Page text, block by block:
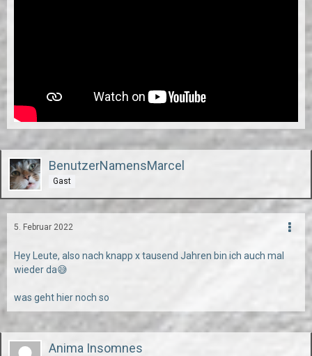
BenutzerNamensMarcel
Gast
5. Februar 2022
Hey Leute, also nach knapp x tausend Jahren bin ich auch mal
wieder da😅
was geht hier noch so
Anima Insomnes